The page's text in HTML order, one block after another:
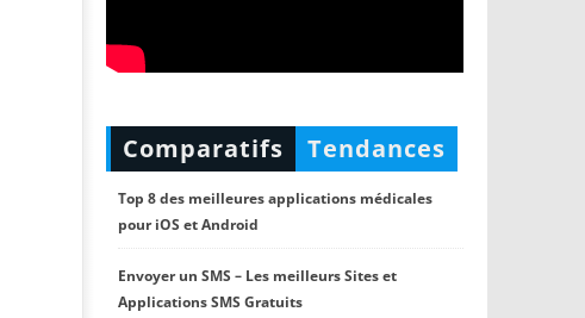
Comparatifs Tendances
Top 8 des meilleures applications médicales
pour iOS et Android
Envoyer un SMS – Les meilleurs Sites et
Applications SMS Gratuits